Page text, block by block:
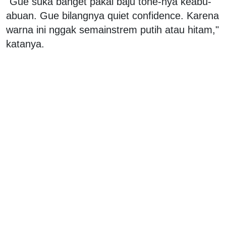
abuan. Gue bilangnya quiet confidence. Karena
warna ini nggak semainstrem putih atau hitam,"
katanya.